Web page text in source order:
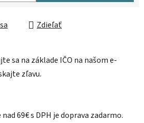
Zdieľať
sa na základe IČO na našom e-
zľavu.
69€ s DPH je doprava zadarmo.